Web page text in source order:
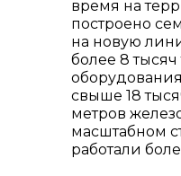
время на
построено
на новую
более 8 тысяч
свыше 18
метров
масштабном
работали